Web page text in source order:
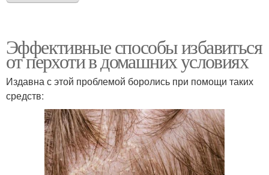
Эффективные способы избавиться
от перхоти в домашних условиях
Издавна с этой проблемой боролись при помощи таких
средств: